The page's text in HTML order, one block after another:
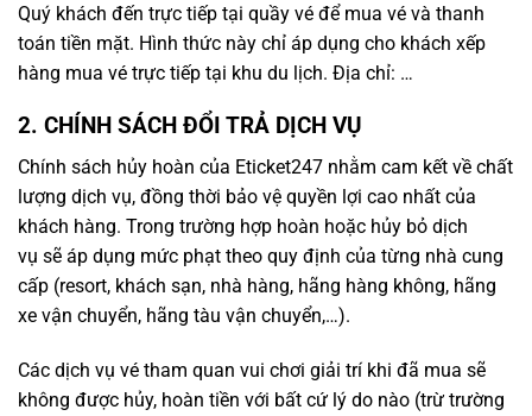
Quý khách đến trực tiếp tại quầy vé để mua vé và thanh
toán tiền mặt. Hình thức này chỉ áp dụng cho khách xếp
hàng mua vé trực tiếp tại khu du lịch. Địa chỉ: …
2. CHÍNH SÁCH ĐỔI TRẢ DỊCH VỤ
Chính sách hủy hoàn của Eticket247 nhằm cam kết về chất
lượng dịch vụ, đồng thời bảo vệ quyền lợi cao nhất của
khách hàng. Trong trường hợp hoàn hoặc hủy bỏ dịch
vụ sẽ áp dụng mức phạt theo quy định của từng nhà cung
cấp (resort, khách sạn, nhà hàng, hãng hàng không, hãng
xe vận chuyển, hãng tàu vận chuyển,…).
Các dịch vụ vé tham quan vui chơi giải trí khi đã mua sẽ
không được hủy, hoàn tiền với bất cứ lý do nào (trừ trường